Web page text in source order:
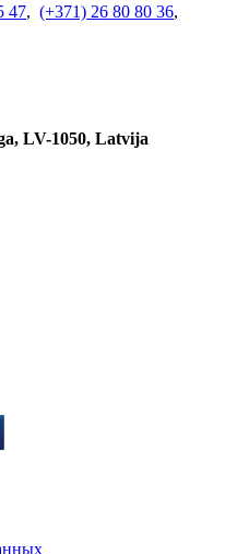
47, (+371) 26 80 80 36,
LV-1050, Latvija